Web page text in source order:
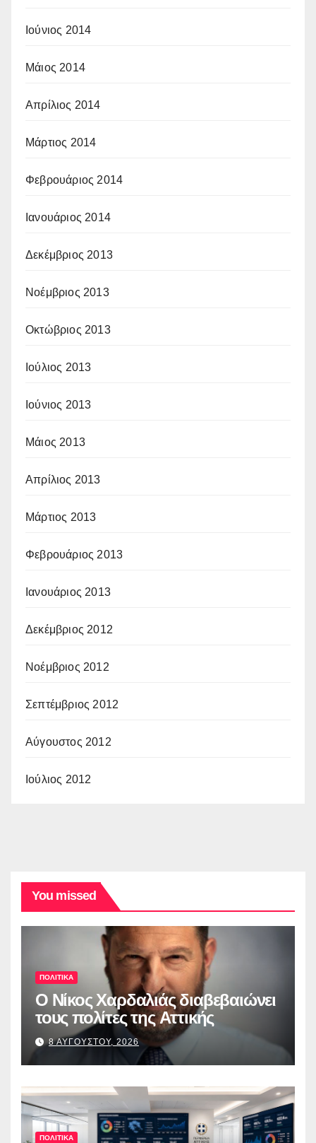
Ιούνιος 2014
Μάιος 2014
Απρίλιος 2014
Μάρτιος 2014
Φεβρουάριος 2014
Ιανουάριος 2014
Δεκέμβριος 2013
Νοέμβριος 2013
Οκτώβριος 2013
Ιούλιος 2013
Ιούνιος 2013
Μάιος 2013
Απρίλιος 2013
Μάρτιος 2013
Φεβρουάριος 2013
Ιανουάριος 2013
Δεκέμβριος 2012
Νοέμβριος 2012
Σεπτέμβριος 2012
Αύγουστος 2012
Ιούλιος 2012
You missed
ΠΟΛΙΤΙΚΑ
O Νίκος Χαρδαλιάς διαβεβαιώνει
τους πολίτες της Αττικής
8 ΑΥΓΟΥΣΤΟΥ, 2026
ΠΟΛΙΤΙΚΑ